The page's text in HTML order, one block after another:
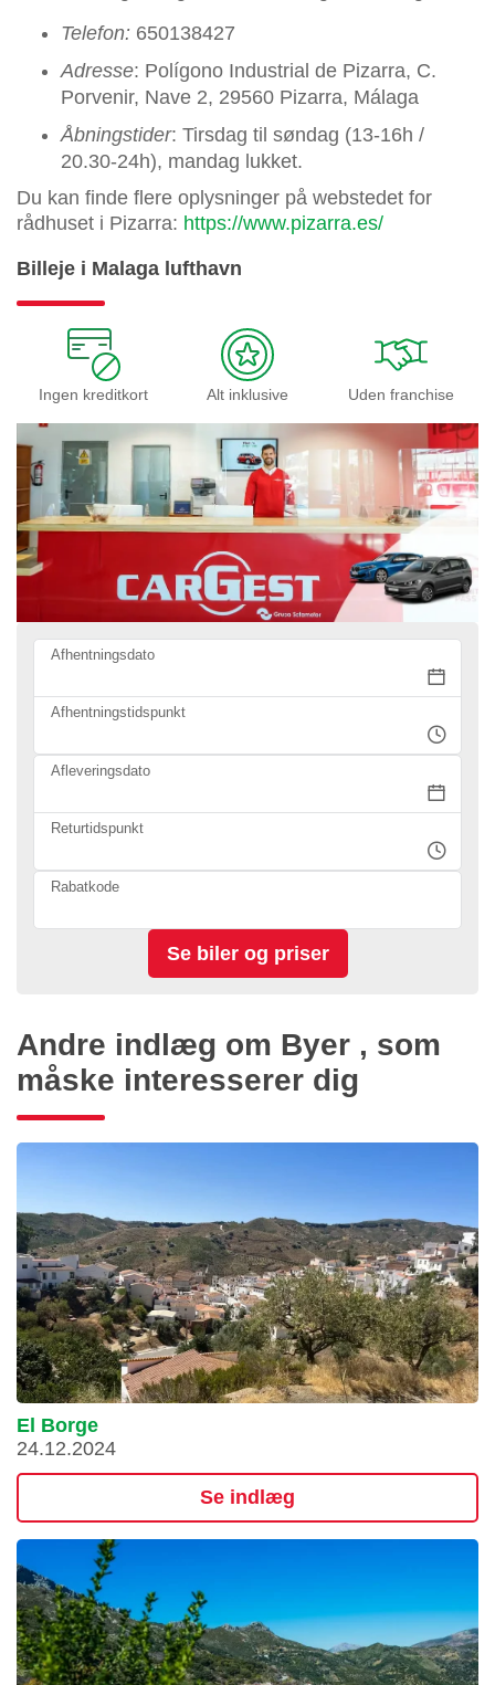
Telefon: 650138427
Adresse: Polígono Industrial de Pizarra, C.
Porvenir, Nave 2, 29560 Pizarra, Málaga
Åbningstider: Tirsdag til søndag (13-16h /
20.30-24h), mandag lukket.
Du kan finde flere oplysninger på webstedet for
rådhuset i Pizarra: https://www.pizarra.es/
Billeje i Malaga lufthavn
Ingen kreditkort Alt inklusive Uden franchise
Afhentningsdato
Afhentningstidspunkt
Afleveringsdato
Returtidspunkt
Rabatkode
Andre indlæg om Byer , som
måske interesserer dig
El Borge
24.12.2024
Se indlæg